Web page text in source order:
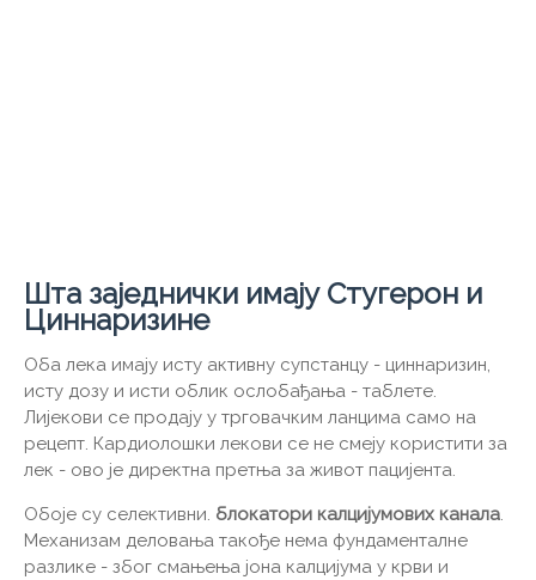
Шта заједнички имају Стугерон и
Циннаризине
Оба лека имају исту активну супстанцу - циннаризин,
исту дозу и исти облик ослобађања - таблете.
Лијекови се продају у трговачким ланцима само на
рецепт. Кардиолошки лекови се не смеју користити за
лек - ово је директна претња за живот пацијента.
Обоје су селективни. блокатори калцијумових канала.
Механизам деловања такође нема фундаменталне
разлике - због смањења јона калцијума у ​​крви и